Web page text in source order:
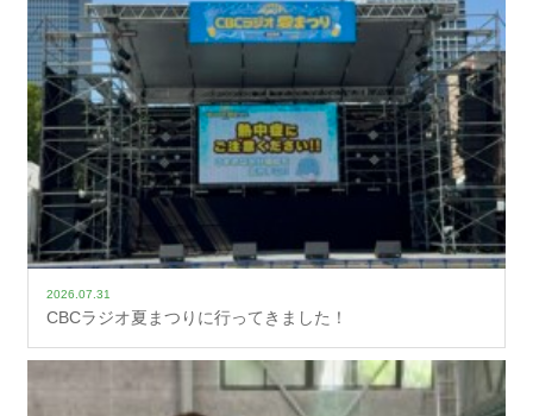
2026.07.31
CBCラジオ夏まつりに行ってきました！